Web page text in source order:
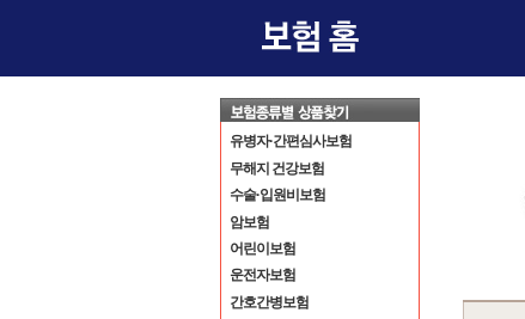
유병자·간편심사보험
무해지 건강보험
수술·입원비보험
암보험
어린이보험
운전자보험
간호간병보험